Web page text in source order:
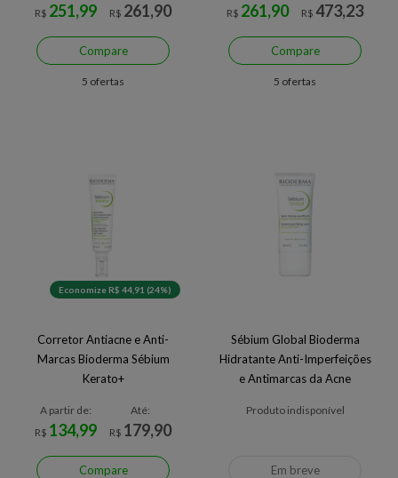
R$ 251,99
R$ 261,90
Compare
5 ofertas
R$ 261,90
R$ 473,23
Compare
5 ofertas
Economize R$ 44,91 (24%)
Corretor Antiacne e Anti-
Marcas Bioderma Sébium
Kerato+
A partir de:
R$ 134,99
Até:
R$ 179,90
Compare
Sébium Global Bioderma
Hidratante Anti-Imperfeições
e Antimarcas da Acne
Produto indisponível
Em breve